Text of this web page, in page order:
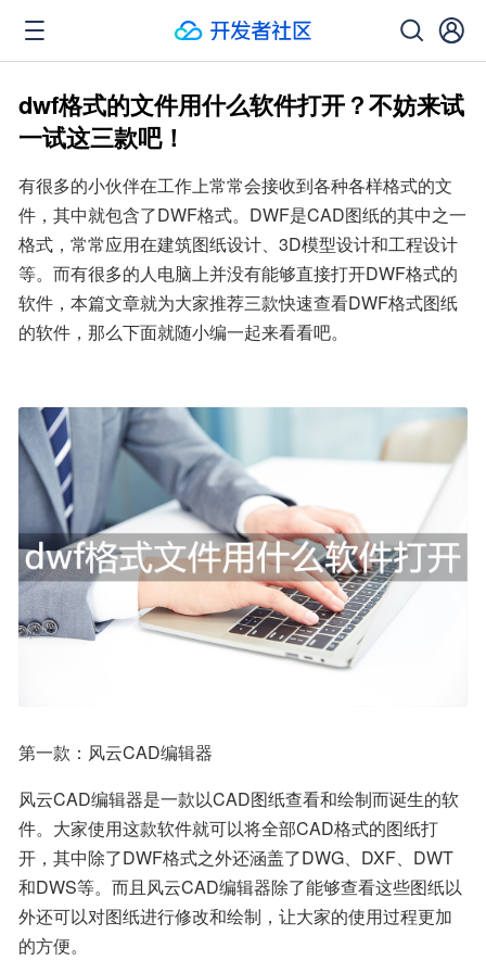
dwf格式的文件用什么软件打开？不妨来试
一试这三款吧！
有很多的小伙伴在工作上常常会接收到各种各样格式的文
件，其中就包含了DWF格式。DWF是CAD图纸的其中之一
格式，常常应用在建筑图纸设计、3D模型设计和工程设计
等。而有很多的人电脑上并没有能够直接打开DWF格式的
软件，本篇文章就为大家推荐三款快速查看DWF格式图纸
的软件，那么下面就随小编一起来看看吧。
第一款：风云CAD编辑器
风云CAD编辑器是一款以CAD图纸查看和绘制而诞生的软
件。大家使用这款软件就可以将全部CAD格式的图纸打
开，其中除了DWF格式之外还涵盖了DWG、DXF、DWT
和DWS等。而且风云CAD编辑器除了能够查看这些图纸以
外还可以对图纸进行修改和绘制，让大家的使用过程更加
的方便。